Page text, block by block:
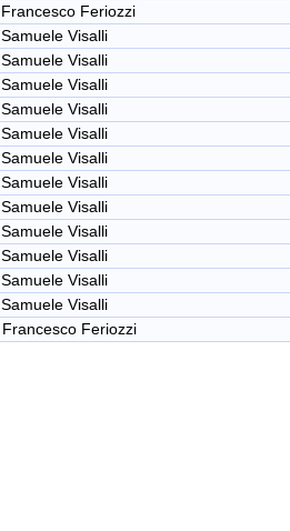
Francesco Feriozzi
Samuele Visalli
Samuele Visalli
Samuele Visalli
Samuele Visalli
Samuele Visalli
Samuele Visalli
Samuele Visalli
Samuele Visalli
Samuele Visalli
Samuele Visalli
Samuele Visalli
Samuele Visalli
Francesco Feriozzi